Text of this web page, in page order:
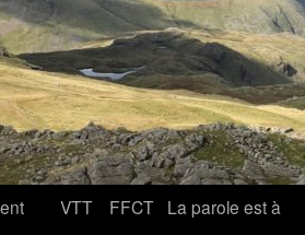
VTT FFCT La parole est à